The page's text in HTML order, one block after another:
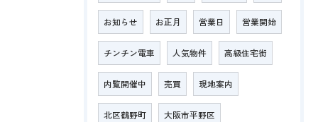
お知らせ お正月 営業日 営業開始
チンチン電車 人気物件 高級住宅街
内覧開催中 売買 現地案内
北区鶴野町 大阪市平野区